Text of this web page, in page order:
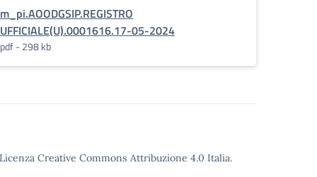
m_pi.AOODGSIP.REGISTRO
UFFICIALE(U).0001616.17-05-2024
pdf - 298 kb
Creative Commons Attribuzione 4.0 Italia.